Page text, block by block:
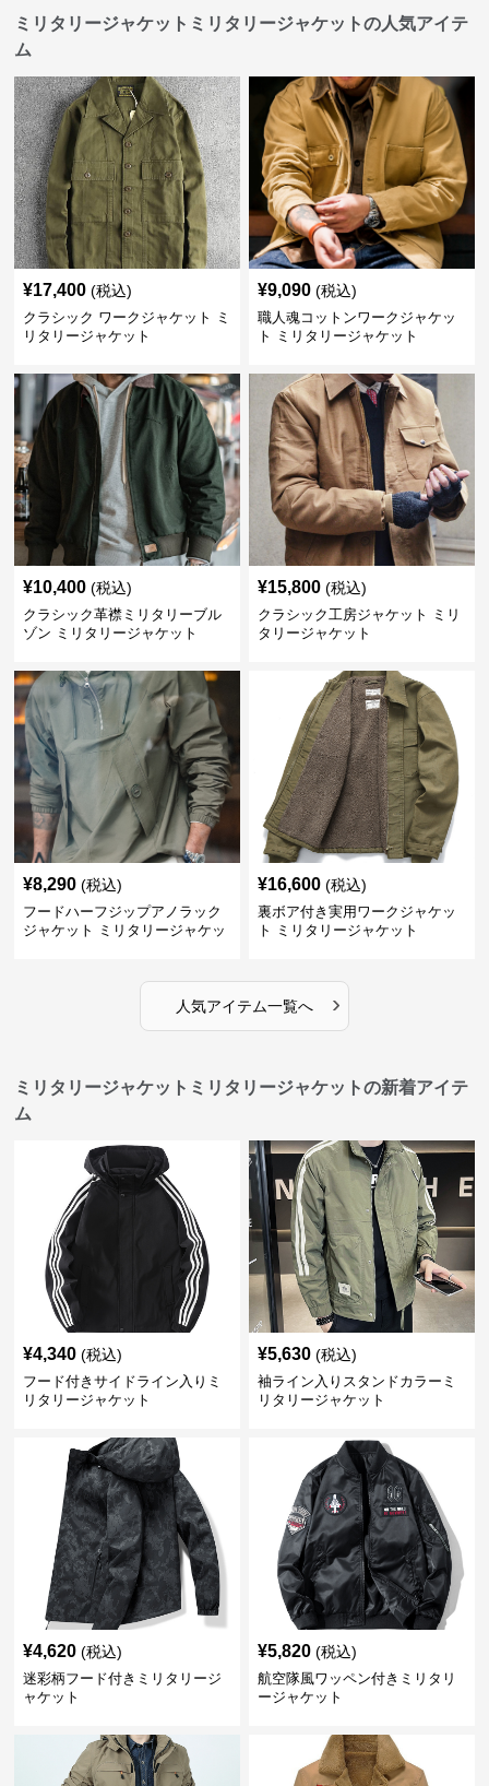
ミリタリージャケットミリタリージャケットの人気アイテ
ム
¥17,400 (税込)
クラシック ワークジャケット ミ
リタリージャケット
¥9,090 (税込)
職人魂コットンワークジャケッ
ト ミリタリージャケット
¥10,400 (税込)
クラシック革襟ミリタリーブル
ゾン ミリタリージャケット
¥15,800 (税込)
クラシック工房ジャケット ミリ
タリージャケット
¥8,290 (税込)
フードハーフジップアノラック
ジャケット ミリタリージャケッ
¥16,600 (税込)
裏ボア付き実用ワークジャケッ
ト ミリタリージャケット
人気アイテム一覧へ ›
ミリタリージャケットミリタリージャケットの新着アイテ
ム
¥4,340 (税込)
フード付きサイドライン入りミ
リタリージャケット
¥5,630 (税込)
袖ライン入りスタンドカラーミ
リタリージャケット
¥4,620 (税込)
迷彩柄フード付きミリタリージ
ャケット
¥5,820 (税込)
航空隊風ワッペン付きミリタリ
ージャケット